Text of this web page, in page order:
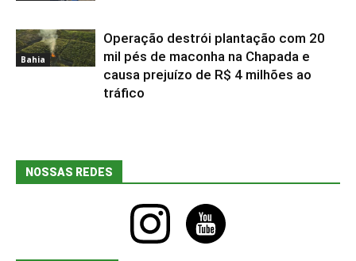
Bahia
Operação destrói plantação com 20
mil pés de maconha na Chapada e
causa prejuízo de R$ 4 milhões ao
tráfico
NOSSAS REDES
instagram youtube